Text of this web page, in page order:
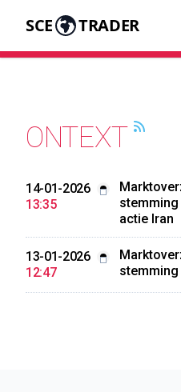
SCE TRADER
ONTEXT
14-01-2026
13:35
stemming
actie Iran
13-01-2026
12:47
stemming